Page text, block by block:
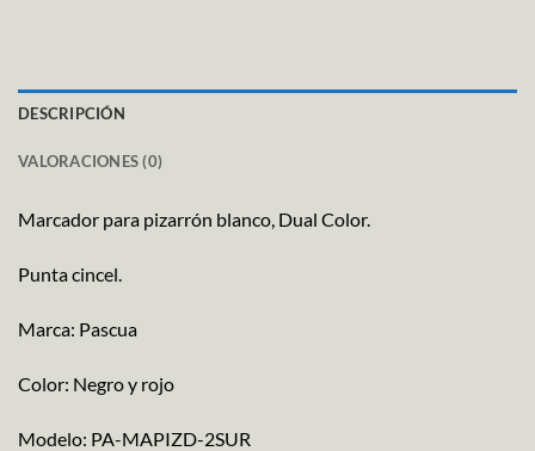
DESCRIPCIÓN
VALORACIONES (0)
Marcador para pizarrón blanco, Dual Color.
Punta cincel.
Marca: Pascua
Color: Negro y rojo
Modelo: PA-MAPIZD-2SUR